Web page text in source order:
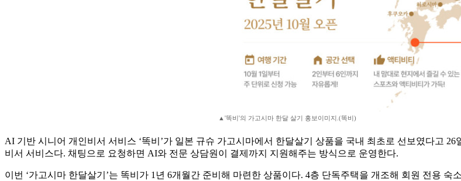
▲'똑비'의 가고시마 한달 살기 홍보이미지.(똑비)
AI 기반 시니어 개인비서 서비스 ‘똑비’가 일본 규슈 가고시마에서 한달살기 상품을 국내 최초로 선보였다고
비서 서비스다. 채팅으로 요청하면 AI와 전문 상담원이 결제까지 지원해주는 방식으로 운영한다.
이번 ‘가고시마 한달살기’는 똑비가 1년 6개월간 준비해 마련한 상품이다. 4층 단독주택을 개조해 회원 전용